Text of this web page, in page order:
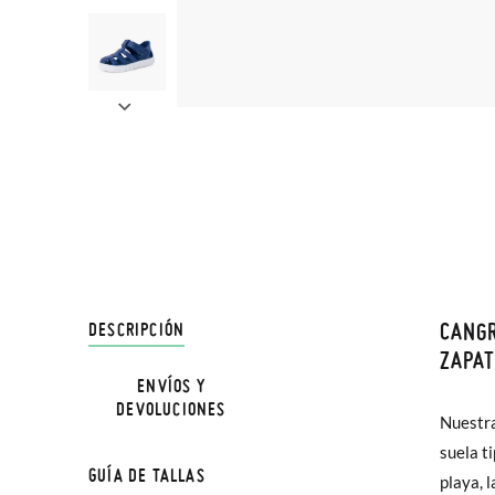
DESCRIPCIÓN
suela
playa,
ENVÍOS Y
DEVOLUCIONES
En
hasta
poco
En
GUÍA DE TALLAS
la